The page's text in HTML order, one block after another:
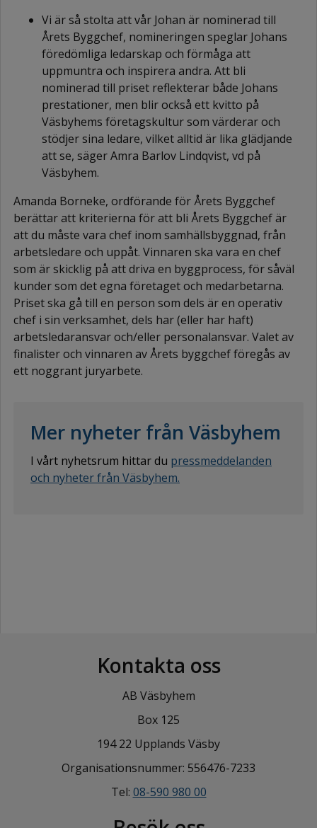
Vi är så stolta att vår Johan är nominerad till
Årets Byggchef, nomineringen speglar Johans
föredömliga ledarskap och förmåga att
uppmuntra och inspirera andra. Att bli
nominerad till priset reflekterar både Johans
prestationer, men blir också ett kvitto på
Väsbyhems företagskultur som värderar och
stödjer sina ledare, vilket alltid är lika glädjande
att se, säger Amra Barlov Lindqvist, vd på
Väsbyhem.
Amanda Borneke, ordförande för Årets Byggchef
berättar att kriterierna för att bli Årets Byggchef är
att du måste vara chef inom samhällsbyggnad, från
arbetsledare och uppåt. Vinnaren ska vara en chef
som är skicklig på att driva en byggprocess, för såväl
kunder som det egna företaget och medarbetarna.
Priset ska gå till en person som dels är en operativ
chef i sin verksamhet, dels har (eller har haft)
arbetsledaransvar och/eller personalansvar. Valet av
finalister och vinnaren av Årets byggchef föregås av
ett noggrant juryarbete.
Mer nyheter från Väsbyhem
I vårt nyhetsrum hittar du pressmeddelanden
och nyheter från Väsbyhem.
Kontakta oss
AB Väsbyhem
Box 125
194 22 Upplands Väsby
Organisationsnummer: 556476-7233
Tel: 08-590 980 00